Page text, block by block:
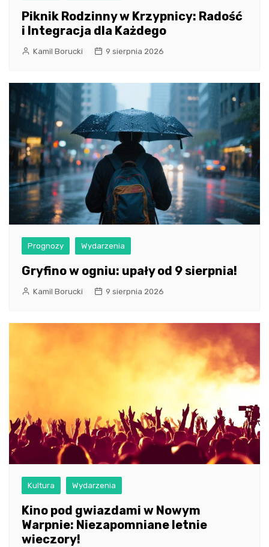
Piknik Rodzinny w Krzypnicy: Radość
i Integracja dla Każdego
Kamil Borucki 9 sierpnia 2026
Prognozy Wydarzenia
Gryfino w ogniu: upały od 9 sierpnia!
Kamil Borucki 9 sierpnia 2026
Kultura Wydarzenia
Kino pod gwiazdami w Nowym
Warpnie: Niezapomniane letnie
wieczory!